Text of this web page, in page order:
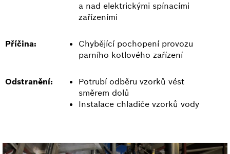
a nad elektrickými spínacími
zařízeními
Příčina:
Chybějící pochopení provozu
parního kotlového zařízení
Odstranění:
Potrubí odběru vzorků vést
směrem dolů
Instalace chladiče vzorků vody